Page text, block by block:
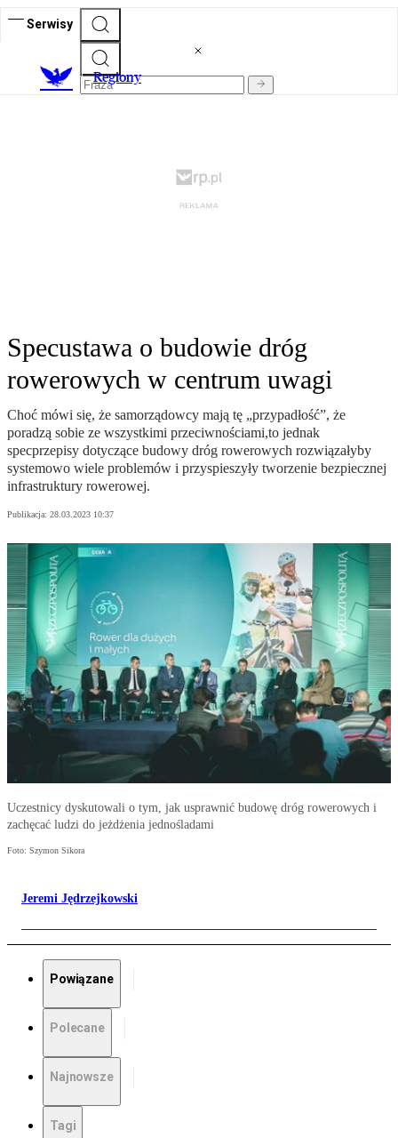
Serwisy
Regiony
Specustawa o budowie dróg
rowerowych w centrum uwagi
Choć mówi się, że samorządowcy mają tę „przypadłość”, że
poradzą sobie ze wszystkimi przeciwnościami,to jednak
specprzepisy dotyczące budowy dróg rowerowych rozwiązałyby
systemowo wiele problemów i przyspieszyły tworzenie bezpiecznej
infrastruktury rowerowej.
Publikacja: 28.03.2023 10:37
Uczestnicy dyskutowali o tym, jak usprawnić budowę dróg rowerowych i
zachęcać ludzi do jeżdżenia jednośladami
Foto: Szymon Sikora
Jeremi Jędrzejkowski
Powiązane
Polecane
Najnowsze
Tagi